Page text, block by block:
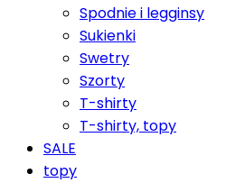
Spodnie i legginsy
Sukienki
Swetry
Szorty
T-shirty
T-shirty, topy
SALE
topy